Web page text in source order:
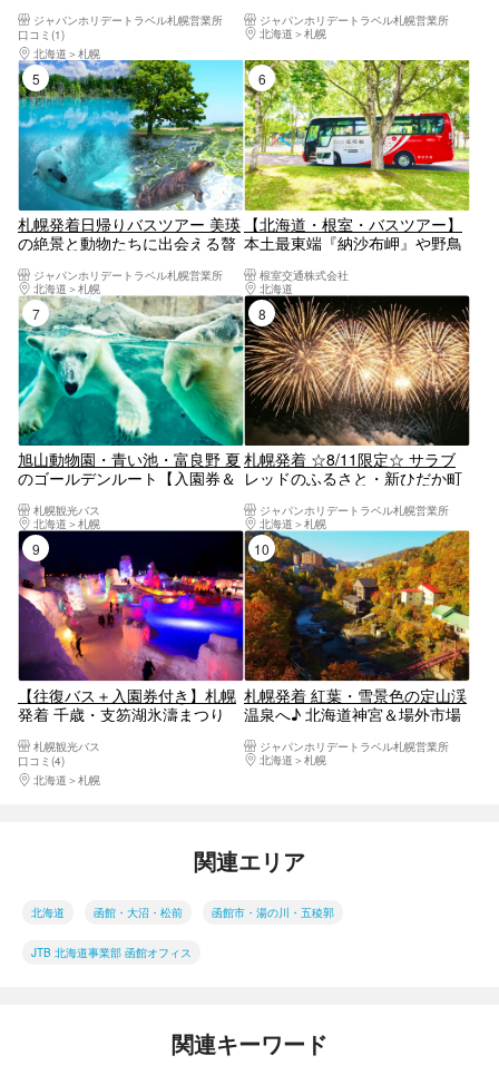
満喫ツアー
ジャパンホリデートラベル札幌営業所
口コミ(1)
北海道
札幌
ー ジャパンホリデートラベル札幌営業所
北海道
札幌
5位
札幌発着日帰りバスツアー 美瑛
の絶景と動物たちに出会える贅
白ひげの滝【7/1～9/15限定ファ
ーム富田へご案内♪】
ジャパンホリデートラベル札幌営業所
北海道
札幌
6位
【北海道・根室・バスツアー】
本土最東端『納沙布岬』や野鳥
イド付き定期観光バス「のさっ
ぷ号」＜道の駅スワン休館日コ
ース＞
根室交通株式会社
北海道
7位
旭山動物園・青い池・富良野 夏
のゴールデンルート【入園券＆
札幌観光バス
北海道
札幌
8位
札幌発着 ☆8/11限定☆ サラブ
レッドのふるさと・新ひだか町
ークを巡る日帰りツアー
ジャパンホリデートラベル札幌営業所
北海道
札幌
【往復バス＋入園券付き】札幌
発着 千歳・支笏湖氷濤まつり
札幌観光バス
口コミ(4)
北海道
札幌
10位
札幌発着 紅葉・雪景色の定山渓
温泉へ♪ 北海道神宮＆場外市場
ツアー＜秋冬プラン＞
ジャパンホリデートラベル札幌営業所
北海道
札幌
関連エリア
北海道 函館・大沼・松前 函館市・湯の川・五稜郭
JTB 北海道事業部 函館オフィス
関連キーワード